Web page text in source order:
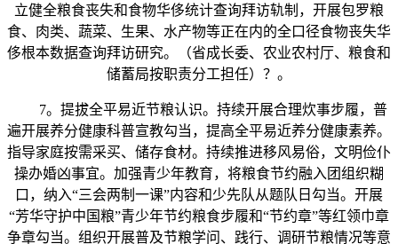
立健全粮食丧失和食物华侈统计查询拜访轨制，开展包罗粮
食、肉类、蔬菜、生果、水产物等正在内的全口径食物丧失华
侈根本数据查询拜访研究。（省成长委、农业农村厅、粮食和
储蓄局按职责分工担任）？。
7。提拔全平易近节粮认识。持续开展合理炊事步履，普
遍开展养分健康科普宣教勾当，提高全平易近养分健康素养。
指导家庭按需采买、储存食材。持续推进移风易俗，文明俭仆
操办婚凶事宜。加强青少年教育，将粮食节约融入团组织糊
口，纳入“三会两制一课”内容和少先队从题队日勾当。开展
“芳华守护中国粮”青少年节约粮食步履和“节约章”等红领巾章
争章勾当。组织开展普及节粮学问、践行、调研节粮情况等意